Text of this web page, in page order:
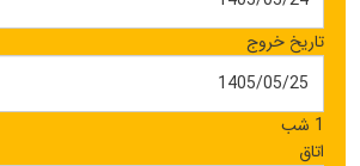
تاریخ خروج
1 شب
اتاق